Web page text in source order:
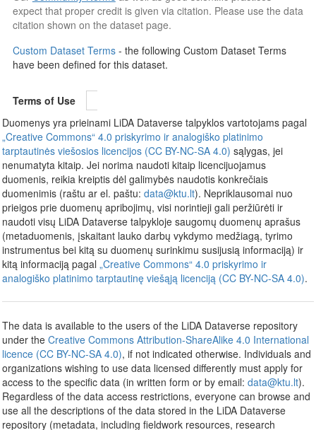
expect that proper credit is given via citation. Please use the data
citation shown on the dataset page.
Custom Dataset Terms - the following Custom Dataset Terms
have been defined for this dataset.
Terms of Use
Duomenys yra prieinami LiDA Dataverse talpyklos vartotojams pagal
„Creative Commons“ 4.0 priskyrimo ir analogiško platinimo
tarptautinės viešosios licencijos (CC BY-NC-SA 4.0) sąlygas, jei
nenumatyta kitaip. Jei norima naudoti kitaip licencijuojamus
duomenis, reikia kreiptis dėl galimybės naudotis konkrečiais
duomenimis (raštu ar el. paštu: data@ktu.lt). Nepriklausomai nuo
prieigos prie duomenų apribojimų, visi norintieji gali peržiūrėti ir
naudoti visų LiDA Dataverse talpykloje saugomų duomenų aprašus
(metaduomenis, įskaitant lauko darbų vykdymo medžiagą, tyrimo
instrumentus bei kitą su duomenų surinkimu susijusią informaciją) ir
kitą informaciją pagal „Creative Commons“ 4.0 priskyrimo ir
analogiško platinimo tarptautinę viešąją licenciją (CC BY-NC-SA 4.0).
The data is available to the users of the LiDA Dataverse repository
under the Creative Commons Attribution-ShareAlike 4.0 International
licence (CC BY-NC-SA 4.0), if not indicated otherwise. Individuals and
organizations wishing to use data licensed differently must apply for
access to the specific data (in written form or by email: data@ktu.lt).
Regardless of the data access restrictions, everyone can browse and
use all the descriptions of the data stored in the LiDA Dataverse
repository (metadata, including fieldwork resources, research